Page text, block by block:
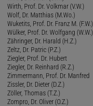
Wirth, Prof. Dr. Volkmar (V.W.)
Wolf, Dr. Matthias (M.Wo.)
Wuketits, Prof. Dr. Franz M. (F.W.)
Wülker, Prof. Dr. Wolfgang (W.W.)
Zähringer, Dr. Harald (H.Z.)
Zeltz, Dr. Patric (P.Z.)
Ziegler, Prof. Dr. Hubert
Ziegler, Dr. Reinhard (R.Z.)
Zimmermann, Prof. Dr. Manfred
Zissler, Dr. Dieter (D.Z.)
Zöller, Thomas (T.Z.)
Zompro, Dr. Oliver (O.Z.)